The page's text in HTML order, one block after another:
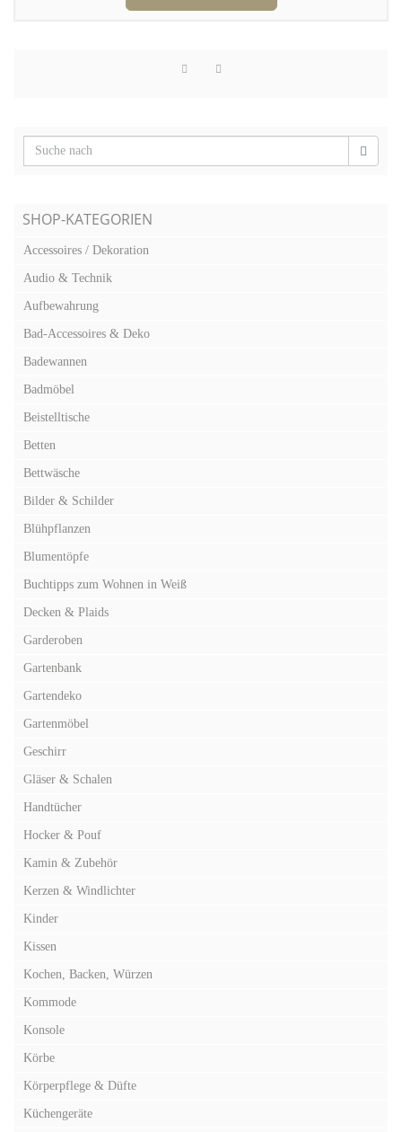
SHOP-KATEGORIEN
Accessoires / Dekoration
Audio & Technik
Aufbewahrung
Bad-Accessoires & Deko
Badewannen
Badmöbel
Beistelltische
Betten
Bettwäsche
Bilder & Schilder
Blühpflanzen
Blumentöpfe
Buchtipps zum Wohnen in Weiß
Decken & Plaids
Garderoben
Gartenbank
Gartendeko
Gartenmöbel
Geschirr
Gläser & Schalen
Handtücher
Hocker & Pouf
Kamin & Zubehör
Kerzen & Windlichter
Kinder
Kissen
Kochen, Backen, Würzen
Kommode
Konsole
Körbe
Körperpflege & Düfte
Küchengeräte